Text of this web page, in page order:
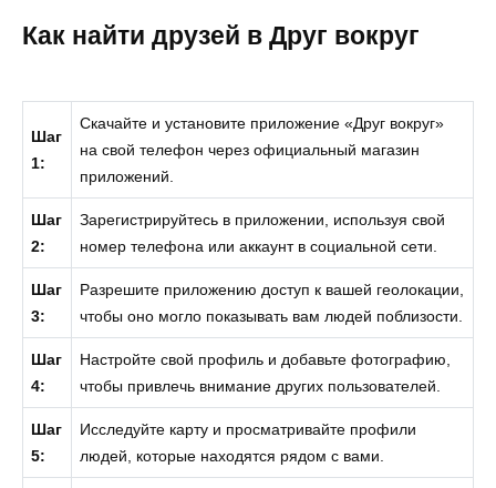
Как найти друзей в Друг вокруг
Шаг
1:
Скачайте и установите приложение «Друг вокруг»
на свой телефон через официальный магазин
приложений.
Шаг
2:
Зарегистрируйтесь в приложении, используя свой
номер телефона или аккаунт в социальной сети.
Шаг
3:
Разрешите приложению доступ к вашей геолокации,
чтобы оно могло показывать вам людей поблизости.
Шаг
4:
Настройте свой профиль и добавьте фотографию,
чтобы привлечь внимание других пользователей.
Шаг
5:
Исследуйте карту и просматривайте профили
людей, которые находятся рядом с вами.